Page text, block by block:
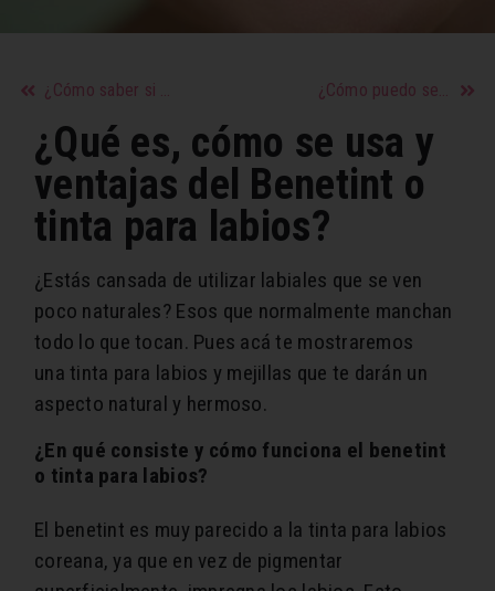
¿Cómo saber si estoy agobiando a mi pareja? ¿Cómo puedo ser más atractiva e interesante?
¿Qué es, cómo se usa y
ventajas del Benetint o
tinta para labios?
¿Estás cansada de utilizar labiales que se ven
poco naturales? Esos que normalmente manchan
todo lo que tocan. Pues acá te mostraremos
una tinta para labios y mejillas que te darán un
aspecto natural y hermoso.
¿En qué consiste y cómo funciona el benetint
o tinta para labios?
El benetint es muy parecido a la tinta para labios
coreana, ya que en vez de pigmentar